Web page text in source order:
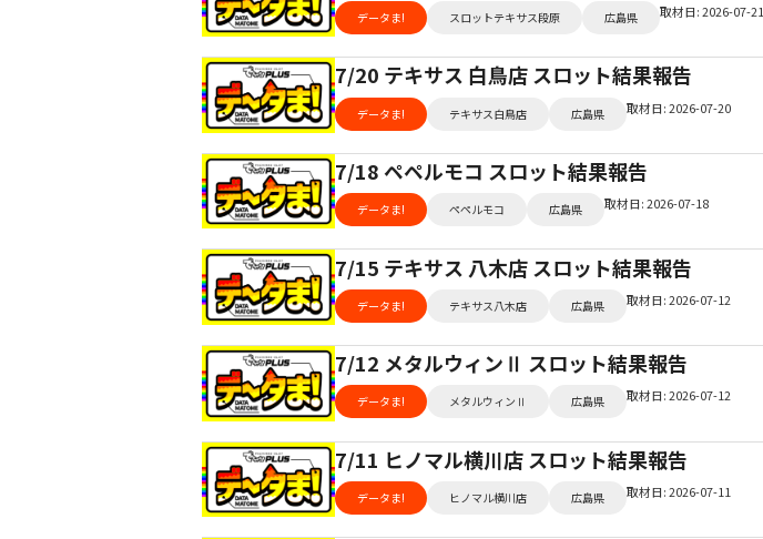
データま! スロットテキサス段原 広島県 取材日: 2026-07-21
7/20 テキサス 白鳥店 スロット結果報告
データま! テキサス白鳥店 広島県 取材日: 2026-07-20
7/18 ペペルモコ スロット結果報告
データま! ペペルモコ 広島県 取材日: 2026-07-18
7/15 テキサス 八木店 スロット結果報告
データま! テキサス八木店 広島県 取材日: 2026-07-12
7/12 メタルウィンⅡ スロット結果報告
データま! メタルウィンⅡ 広島県 取材日: 2026-07-12
7/11 ヒノマル横川店 スロット結果報告
データま! ヒノマル横川店 広島県 取材日: 2026-07-11